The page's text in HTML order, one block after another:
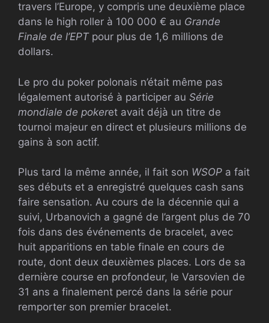
travers l’Europe, y compris une deuxième place
dans le high roller à 100 000 € au Grande
Finale de l’EPT pour plus de 1,6 millions de
dollars.
Le pro du poker polonais n’était même pas
légalement autorisé à participer au Série
mondiale de pokeret avait déjà un titre de
tournoi majeur en direct et plusieurs millions de
gains à son actif.
Plus tard la même année, il fait son WSOP a fait
ses débuts et a enregistré quelques cash sans
faire sensation. Au cours de la décennie qui a
suivi, Urbanovich a gagné de l’argent plus de 70
fois dans des événements de bracelet, avec
huit apparitions en table finale en cours de
route, dont deux deuxièmes places. Lors de sa
dernière course en profondeur, le Varsovien de
31 ans a finalement percé dans la série pour
remporter son premier bracelet.